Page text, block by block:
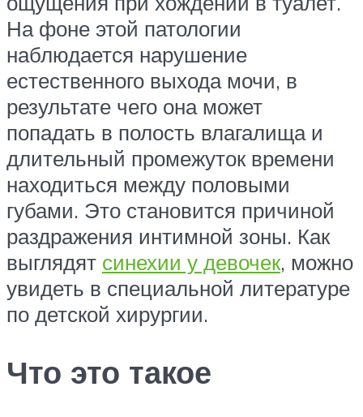
На фоне этой патологии
наблюдается нарушение
естественного выхода мочи, в
результате чего она может
попадать в полость влагалища и
длительный промежуток времени
находиться между половыми
губами. Это становится причиной
раздражения интимной зоны. Как
выглядят синехии у девочек, можно
увидеть в специальной литературе
по детской хирургии.
Что это такое